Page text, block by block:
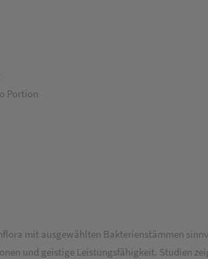
Portion
mit ausgewählten Bakterienstämmen
und geistige Leistungsfähigkeit. Studien